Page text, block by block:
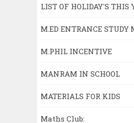
LIST OF HOLIDAY'S THIS
M.ED ENTRANCE STUDY
M.PHIL INCENTIVE
MANRAM IN SCHOOL
MATERIALS FOR KIDS
Maths Club: